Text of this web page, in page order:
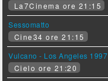
La7Cinema ore 21:15
Sessomatto
Cine34 ore 21:15
Vulcano - Los Angeles 1997
Cielo ore 21:20